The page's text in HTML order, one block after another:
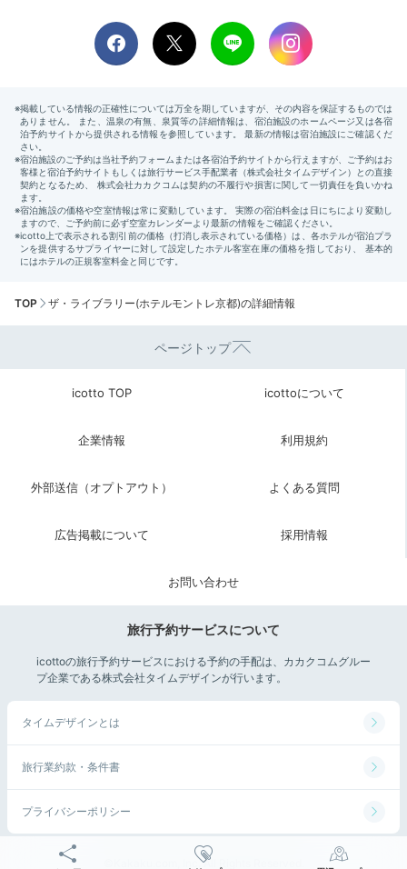
TOP ザ・ライブラリー(ホテルモントレ京都)の詳細情報
ページトップ
icotto TOP icottoについて
企業情報 利用規約
外部送信（オプトアウト） よくある質問
広告掲載について 採用情報
お問い合わせ
旅行予約サービスについて
icottoの旅行予約サービスにおける予約の手配は、カカクコムグルー
プ企業である株式会社タイムデザインが行います。
タイムデザインとは
旅行業約款・条件書
プライバシーポリシー
©Kakaku.com, Inc. All Rights Reserved.